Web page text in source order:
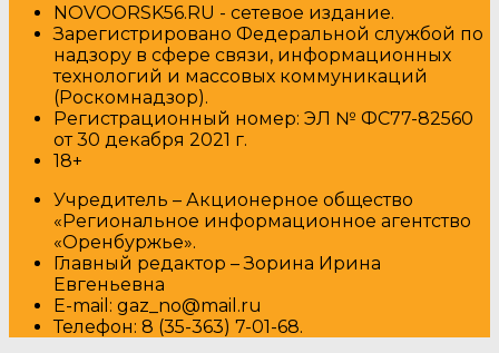
NOVOORSK56.RU - сетевое издание.
Зарегистрировано Федеральной службой по
надзору в сфере связи, информационных
технологий и массовых коммуникаций
(Роскомнадзор).
Регистрационный номер: ЭЛ № ФС77-82560
от 30 декабря 2021 г.
18+
Учредитель – Акционерное общество
«Региональное информационное агентство
«Оренбуржье».
Главный редактор – Зорина Ирина
Евгеньевна
E-mail: gaz_no@mail.ru
Телефон: 8 (35-363) 7-01-68.